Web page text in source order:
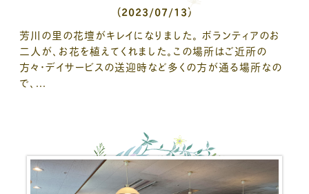
（2023/07/13）
芳川の里の花壇がキレイになりました。 ボランティアのお
二人が、お花を植えてくれました。この場所はご近所の
方々・デイサービスの送迎時など多くの方が通る場所なの
で、...